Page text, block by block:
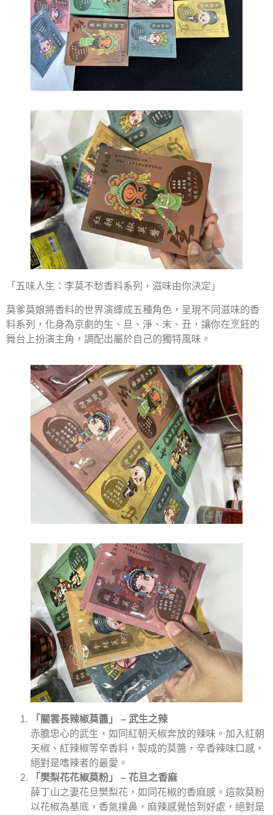
「五味人生：李莫不愁香料系列，滋味由你決定」
莫爹莫娘將香料的世界演繹成五種角色，呈現不同滋味的香
料系列，化身為京劇的生、旦、淨、末、丑，讓你在烹飪的
舞台上扮演主角，調配出屬於自己的獨特風味。
「關雲長辣椒莫醬」 – 武生之辣
赤膽忠心的武生，如同紅朝天椒奔放的辣味。加入紅朝
天椒、紅辣椒等辛香料，製成的莫醬，辛香辣味口感，
絕對是嗜辣者的最愛。
「樊梨花花椒莫粉」 – 花旦之香麻
薛丁山之妻花旦樊梨花，如同花椒的香麻感。這款莫粉
以花椒為基底，香氣撲鼻，麻辣感覺恰到好處，絕對是